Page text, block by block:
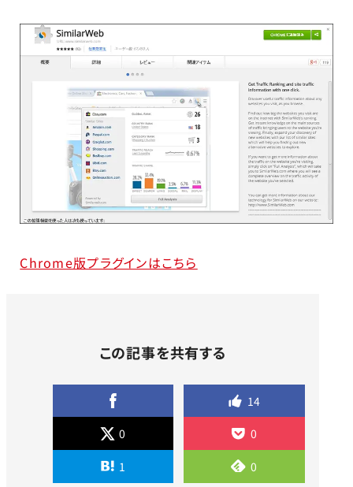
Chrome版プラグインはこちら
この記事を共有する
14
0 0
1 0